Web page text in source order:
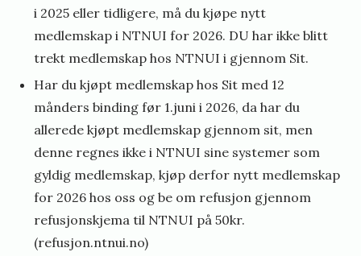
i 2025 eller tidligere, må du kjøpe nytt
medlemskap i NTNUI for 2026. DU har ikke blitt
trekt medlemskap hos NTNUI i gjennom Sit.
Har du kjøpt medlemskap hos Sit med 12
månders binding før 1.juni i 2026, da har du
allerede kjøpt medlemskap gjennom sit, men
denne regnes ikke i NTNUI sine systemer som
gyldig medlemskap, kjøp derfor nytt medlemskap
for 2026 hos oss og be om refusjon gjennom
refusjonskjema til NTNUI på 50kr.
(refusjon.ntnui.no)